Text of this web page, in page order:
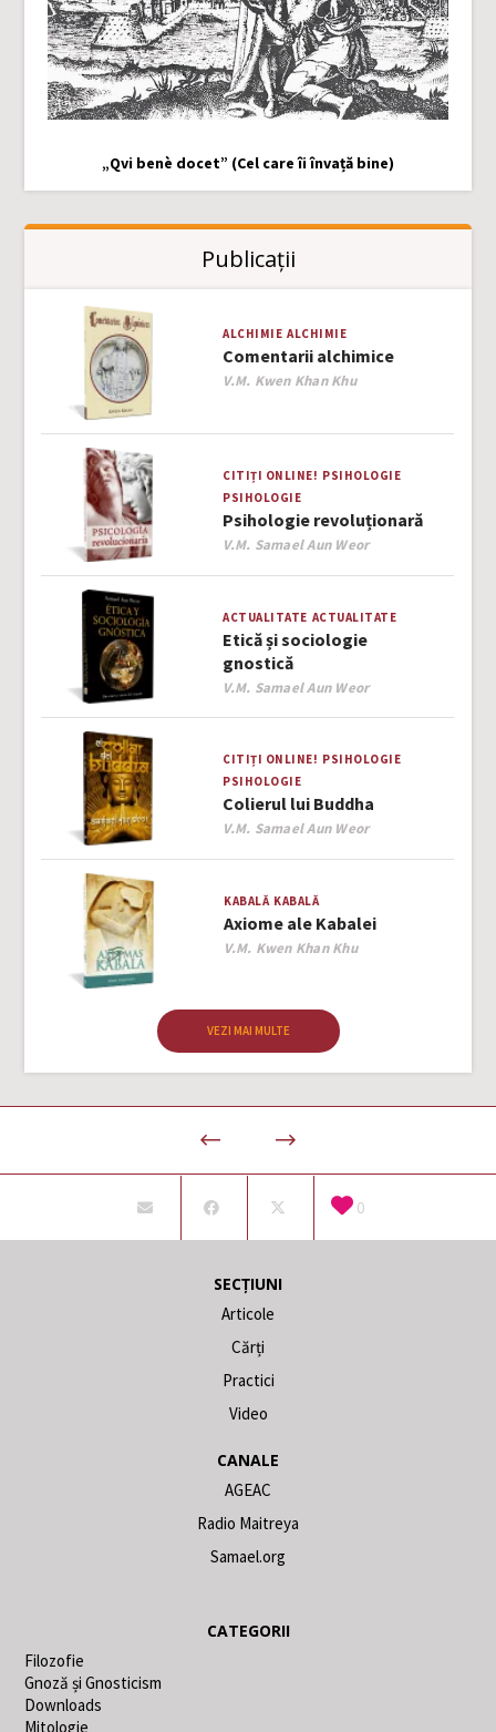
„Qvi benè docet” (Cel care îi învață bine)
Publicații
ALCHIMIE ALCHIMIE
Comentarii alchimice
Author
V.M. Kwen Khan Khu
CITIȚI ONLINE! PSIHOLOGIE
PSIHOLOGIE
Psihologie revoluționară
Author
V.M. Samael Aun Weor
ACTUALITATE ACTUALITATE
Etică și sociologie
gnostică
Author
V.M. Samael Aun Weor
CITIȚI ONLINE! PSIHOLOGIE
PSIHOLOGIE
Colierul lui Buddha
Author
V.M. Samael Aun Weor
KABALĂ KABALĂ
Axiome ale Kabalei
Author
V.M. Kwen Khan Khu
VEZI MAI MULTE
0
SECȚIUNI
Articole
Cărți
Practici
Video
CANALE
AGEAC
Radio Maitreya
Samael.org
CATEGORII
Filozofie
Gnoză și Gnosticism
Downloads
Mitologie